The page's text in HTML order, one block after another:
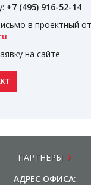
+7 (495) 916-52-14
в проектный
на сайте
ПАРТНЕРЫ
АДРЕС ОФИСА: